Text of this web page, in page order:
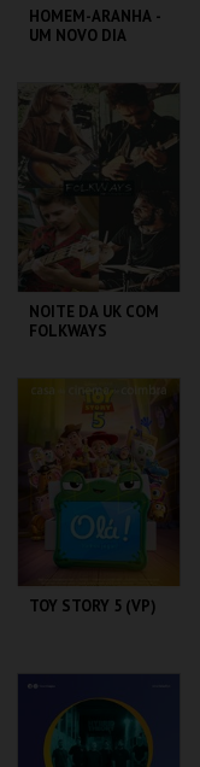
HOMEM-ARANHA -
UM NOVO DIA
C. A. C. MORTÁGUA
MAIS INFO
COMPRAR
NOITE DA UK COM
FOLKWAYS
FORTE DE
ALBARQUEL
MAIS INFO
COMPRAR
TOY STORY 5 (VP)
CASA DO CINEMA
DE COIMBRA
MAIS INFO